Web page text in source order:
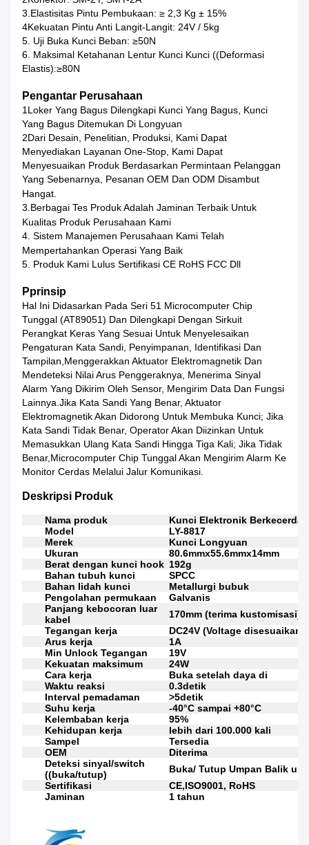
3.Elastisitas Pintu Pembukaan: ≥ 2,3 Kg ± 15%
4Kekuatan Pintu Anti Langit-Langit: 24V / 5kg
5. Uji Buka Kunci Beban: ≥50N
6. Maksimal Ketahanan Lentur Kunci Kunci ((deformasi
Elastis):≥80N
Pengantar Perusahaan
1Loker Yang Bagus Dilengkapi Kunci Yang Bagus, Kunci
Yang Bagus Ditemukan Di Longyuan
2Dari Desain, Penelitian, Produksi, Kami Dapat
Menyediakan Layanan One-Stop, Kami Dapat
Menyesuaikan Produk Berdasarkan Permintaan Pelanggan
Yang Sebenarnya, Pesanan OEM Dan ODM Disambut
Hangat.
3.Berbagai Tes Produk Adalah Jaminan Terbaik Untuk
Kualitas Produk Perusahaan Kami
4. Sistem Manajemen Perusahaan Kami Telah
Mempertahankan Operasi Yang Baik
5. Produk Kami Lulus Sertifikasi CE RoHS FCC Dll
PPrinsip
Hal Ini Didasarkan Pada Seri 51 Microcomputer Chip
Tunggal (AT89051) Dan Dilengkapi Dengan Sirkuit
Perangkat Keras Yang Sesuai Untuk Menyelesaikan
Pengaturan Kata Sandi, Penyimpanan, Identifikasi Dan
Tampilan,menggerakkan Aktuator Elektromagnetik Dan
Mendeteksi Nilai Arus Penggeraknya, Menerima Sinyal
Alarm Yang Dikirim Oleh Sensor, Mengirim Data Dan Fungsi
Lainnya.Jika Kata Sandi Yang Benar, Aktuator
Elektromagnetik Akan Didorong Untuk Membuka Kunci; Jika
Kata Sandi Tidak Benar, Operator Akan Diizinkan Untuk
Memasukkan Ulang Kata Sandi Hingga Tiga Kali; Jika Tidak
Benar,microcomputer Chip Tunggal Akan Mengirim Alarm Ke
Monitor Cerdas Melalui Jalur Komunikasi.
Deskripsi Produk
Nama produk
Kunci Elektronik
Model
LY-8817
Merek
Kunci Longyuan
Ukuran
80.6mmx55.6mmx14mm
Berat dengan kunci hook 192g
Bahan tubuh kunci
SPCC
Bahan lidah kunci
Metallurgi bubuk
Pengolahan permukaan
Galvanis
Panjang kebocoran luar
kabel
170mm (terima kustomisasi)
Tegangan kerja
DC24V (Voltage disesuaikan)
Arus kerja
1A
Min Unlock Tegangan
19V
Kekuatan maksimum
24W
Cara kerja
Buka setelah daya di
Waktu reaksi
0.3detik
Interval pemadaman
>5detik
Suhu kerja
-40°C sampai +80°C
Kelembaban kerja
95%
Kehidupan kerja
lebih dari 100.000 kali
Sampel
Tersedia
OEM
Diterima
Deteksi sinyal/switch
((buka/tutup)
Buka/ Tutup Umpan Balik
Sertifikasi
CE,ISO9001, RoHS
Jaminan
1 tahun